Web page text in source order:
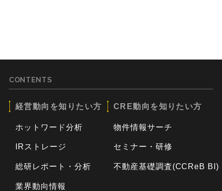
CONTENTS
経営動向を知りたい方
ホットワード分析
IRストレージ
総研レポート・分析
業界動向情報
CRE動向を知りたい方
物件情報サーチ
セミナー・研修
不動産基礎調査(CCReB BI)